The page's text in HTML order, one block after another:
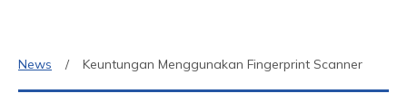
News Keuntungan Menggunakan Fingerprint Scanner